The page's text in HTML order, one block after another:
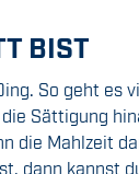
BIST
So geht es
Sättigung
die Mahlzeit
dann kannst